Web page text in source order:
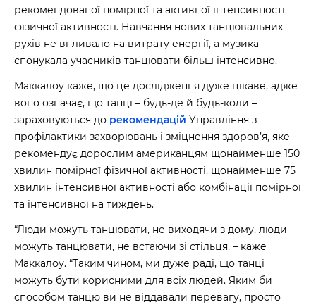
рекомендованої помірної та активної інтенсивності
фізичної активності. Навчання нових танцювальних
рухів не впливало на витрату енергії, а музика
спонукала учасників танцювати більш інтенсивно.
Маккалоу каже, що це дослідження дуже цікаве, адже
воно означає, що танці – будь-де й будь-коли –
зараховуються до рекомендацій Управління з
профілактики захворювань і зміцнення здоров’я, яке
рекомендує дорослим американцям щонайменше 150
хвилин помірної фізичної активності, щонайменше 75
хвилин інтенсивної активності або комбінації помірної
та інтенсивної на тиждень.
“Люди можуть танцювати, не виходячи з дому, люди
можуть танцювати, не встаючи зі стільця, – каже
Маккалоу. “Таким чином, ми дуже раді, що танці
можуть бути корисними для всіх людей. Яким би
способом танцю ви не віддавали перевагу, просто